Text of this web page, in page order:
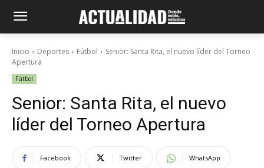
Inicio Deportes Fútbol
Senior: Santa Rita, el nuevo líder del Torneo
Apertura
Fútbol
Senior: Santa Rita, el nuevo
líder del Torneo Apertura
Facebook Twitter WhatsApp